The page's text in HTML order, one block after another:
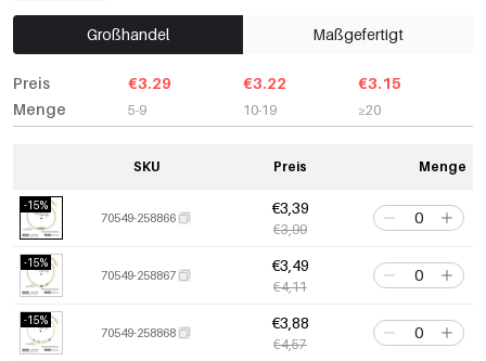
Großhandel Maßgefertigt
Preis
Menge
€3.29
5-9
€3.22
10-19
€3.15
≥20
SKU Preis Menge
-15%
70549-258866
€3,39
€3,99
-15%
70549-258867
€3,49
€4,11
-15%
70549-258868
€3,88
€4,57